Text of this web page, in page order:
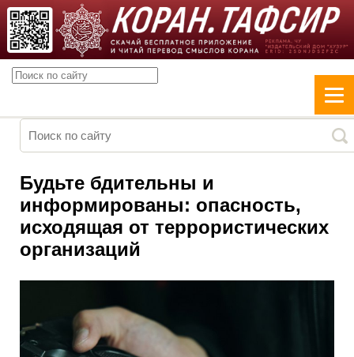
Будьте бдительны и
информированы: опасность,
исходящая от террористических
организаций